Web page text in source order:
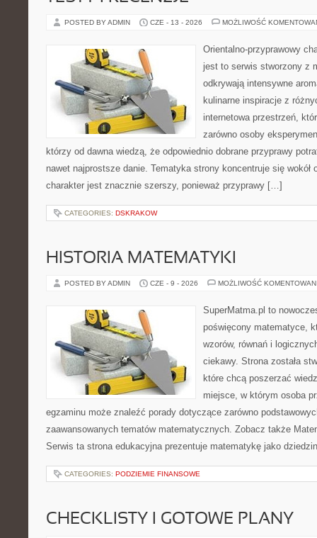
POSTED BY ADMIN CZE - 13 - 2026 MOŻLIWOŚĆ
Orientalno-przyprawowy
jest to serwis stworzony z
odkrywają intensywne
kulinarne inspiracje z
internetowa przestrzeń,
zarówno osoby
którzy od dawna wiedzą, że odpowiednio dobrane przyprawy
nawet najprostsze danie. Tematyka strony koncentruje się wokół
charakter jest znacznie szerszy, ponieważ przyprawy […]
CATEGORIES: DSKRAKOW
HISTORIA MATEMATYKI
POSTED BY ADMIN CZE - 9 - 2026 MOŻLIWOŚĆ
SuperMatma.pl to
poświęcony matematyce,
wzorów, równań i
ciekawy. Strona została
które chcą poszerzać
miejsce, w którym osoba
egzaminu może znaleźć porady dotyczące zarówno
zaawansowanych tematów matematycznych. Zobacz także
Serwis ta strona edukacyjna prezentuje matematykę jako
CATEGORIES: PODZIEMIE FINANSOWE
CHECKLISTY I GOTOWE PLANY